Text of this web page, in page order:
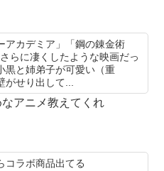
カデミア」「鋼の錬金術
らに凄くしたような映画だっ
と姉弟子が可愛い（重
せり出して...
なアニメ教えてくれ
コラボ商品出てる